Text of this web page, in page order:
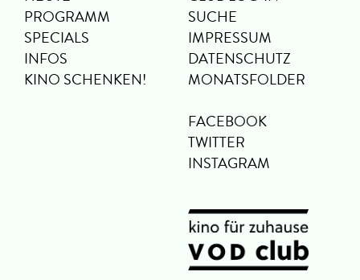
PROGRAMM
SPECIALS
INFOS
KINO SCHENKEN!
SUCHE
IMPRESSUM
DATENSCHUTZ
MONATSFOLDER
FACEBOOK
TWITTER
INSTAGRAM